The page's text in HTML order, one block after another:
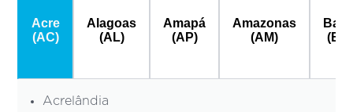
Acre
(AC)
Alagoas
(AL)
Amapá
(AP)
Amazonas
(AM)
Acrelândia